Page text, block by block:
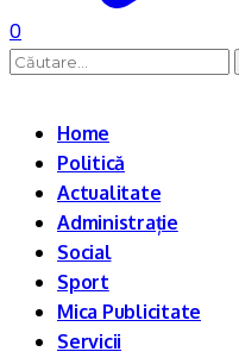
0
Caută
Home
Politică
Actualitate
Administrație
Social
Sport
Mica Publicitate
Servicii